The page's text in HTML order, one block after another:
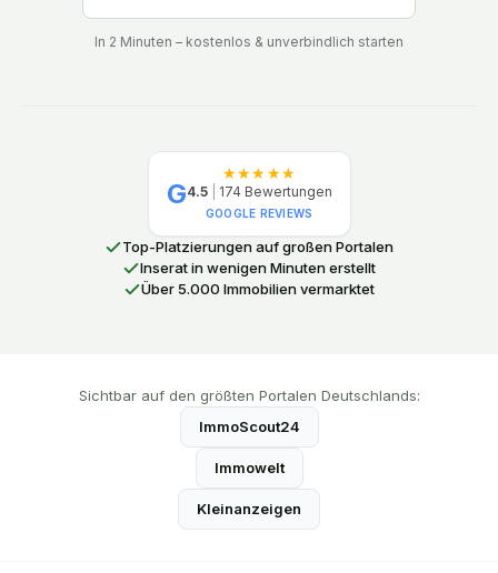
In 2 Minuten – kostenlos & unverbindlich starten
G
★★★★★
4.5 174 Bewertungen
GOOGLE REVIEWS
Top-Platzierungen auf großen Portalen
Inserat in wenigen Minuten erstellt
Über 5.000 Immobilien vermarktet
Sichtbar auf den größten Portalen Deutschlands:
ImmoScout24
Immowelt
Kleinanzeigen